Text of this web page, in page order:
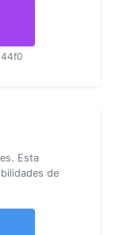
Esta
de